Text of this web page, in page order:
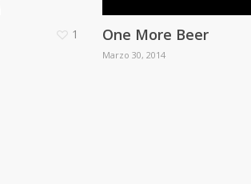
1 One More Beer
Marzo 30, 2014